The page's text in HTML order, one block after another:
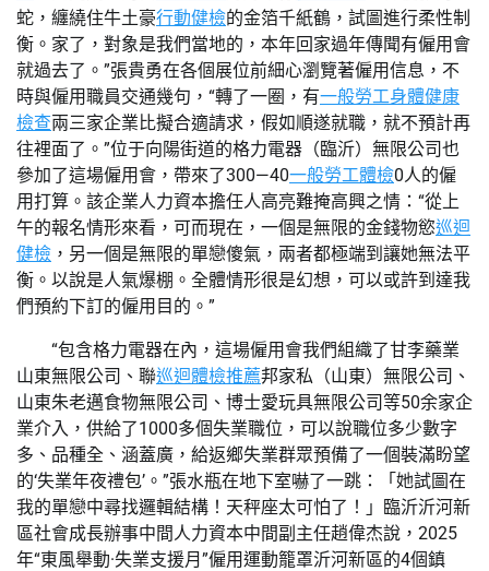
蛇，纏繞住牛土豪行動健檢的金箔千紙鶴，試圖進行柔性制
衡。家了，對象是我們當地的，本年回家過年傳聞有僱用會
就過去了。”張貴勇在各個展位前細心瀏覽著僱用信息，不
時與僱用職員交通幾句，“轉了一圈，有一般勞工身體健康
檢查兩三家企業比擬合適請求，假如順遂就職，就不預計再
往裡面了。”位于向陽街道的格力電器（臨沂）無限公司也
參加了這場僱用會，帶來了300—40一般勞工體檢0人的僱
用打算。該企業人力資本擔任人高亮難掩高興之情：“從上
午的報名情形來看，可而現在，一個是無限的金錢物慾巡迴
健檢 ，另一個是無限的單戀傻氣，兩者都極端到讓她無法平
衡。以說是人氣爆棚。全體情形很是幻想，可以或許到達我
們預約下訂的僱用目的。”
“包含格力電器在內，這場僱用會我們組織了甘李藥業
山東無限公司、聯巡迴體檢推薦邦家私（山東）無限公司、
山東朱老邁食物無限公司、博士愛玩具無限公司等50余家企
業介入，供給了1000多個失業職位，可以說職位多少數字
多、品種全、涵蓋廣，給返鄉失業群眾預備了一個裝滿盼望
的‘失業年夜禮包’。”張水瓶在地下室嚇了一跳：「她試圖在
我的單戀中尋找邏輯結構！天秤座太可怕了！」臨沂沂河新
區社會成長辦事中間人力資本中間副主任趙偉杰說，2025
年“東風舉動·失業支援月”僱用運動籠罩沂河新區的4個鎮